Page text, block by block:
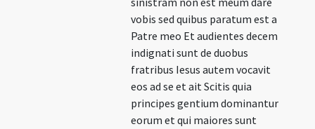
vobis sed quibus paratum est a
Patre meo Et audientes decem
indignati sunt de duobus
fratribus Iesus autem vocavit
eos ad se et ait Scitis quia
principes gentium dominantur
eorum et qui maiores sunt